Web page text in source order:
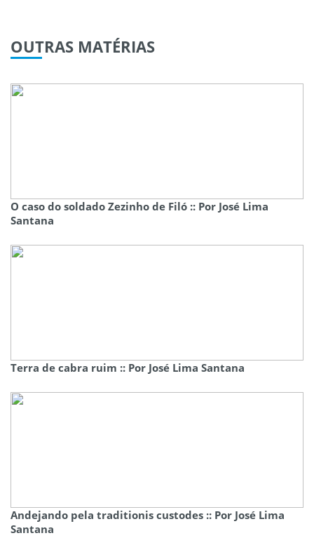
OUTRAS MATÉRIAS
O caso do soldado Zezinho de Filó :: Por José Lima
Santana
Terra de cabra ruim :: Por José Lima Santana
Andejando pela traditionis custodes :: Por José Lima
Santana